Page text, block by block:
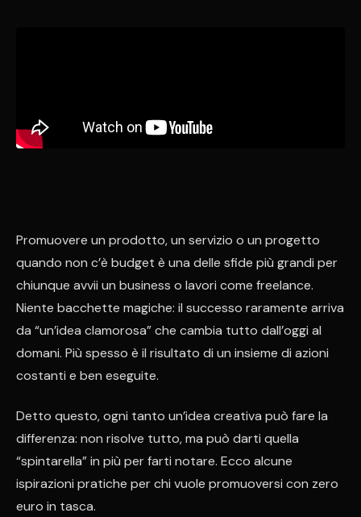
Promuovere un prodotto, un servizio o un progetto
quando non c’è budget è una delle sfide più grandi per
chiunque avvii un business o lavori come freelance.
Niente bacchette magiche: il successo raramente arriva
da “un’idea clamorosa” che cambia tutto dall’oggi al
domani. Più spesso è il risultato di un insieme di azioni
costanti e ben eseguite.
Detto questo, ogni tanto un’idea creativa può fare la
differenza: non risolve tutto, ma può darti quella
“spintarella” in più per farti notare. Ecco alcune
ispirazioni pratiche per chi vuole promuoversi con zero
euro in tasca.